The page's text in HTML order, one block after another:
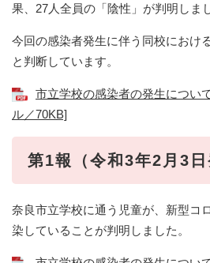
果、27人全員の「陰性」が判明しま
今回の感染者発生に伴う同校におけ
と判断しています。
市立学校の感染者の発生につい
ル／70KB]
第1報（令和3年2月3日
奈良市立学校に通う児童が、新型コ
染していることが判明しました。